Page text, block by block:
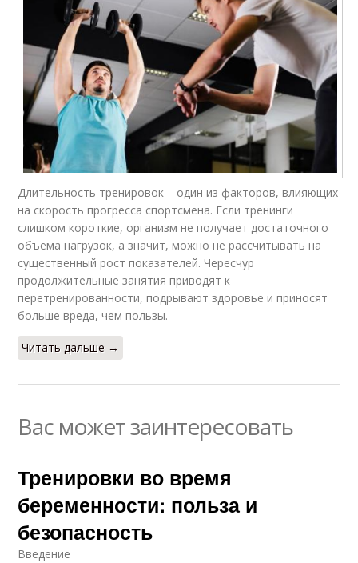
Длительность тренировок – один из факторов, влияющих
на скорость прогресса спортсмена. Если тренинги
слишком короткие, организм не получает достаточного
объёма нагрузок, а значит, можно не рассчитывать на
существенный рост показателей. Чересчур
продолжительные занятия приводят к
перетренированности, подрывают здоровье и приносят
больше вреда, чем пользы.
Читать дальше →
Вас может заинтересовать
Тренировки во время
беременности: польза и
безопасность
Введение